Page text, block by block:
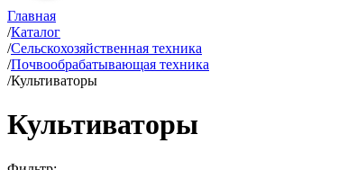
Главная
/Каталог
/Сельскохозяйственная техника
/Почвообрабатывающая техника
/Культиваторы
Культиваторы